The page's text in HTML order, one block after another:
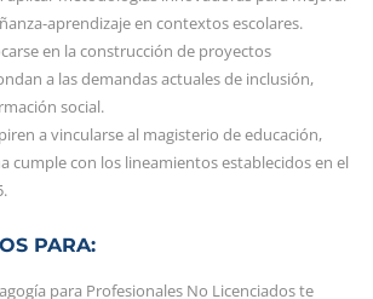
aprendizaje en contextos escolares.
en la construcción de proyectos
a las demandas actuales de inclusión,
social.
a vincularse al magisterio de educación,
cumple con los lineamientos establecidos en el
PARA:
para Profesionales No Licenciados te